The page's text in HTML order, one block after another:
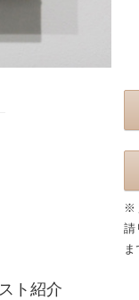
※
請
ま
ト紹介